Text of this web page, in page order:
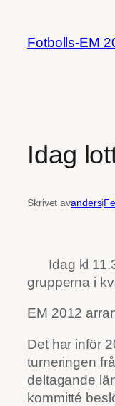
innehåll
Fotbolls-EM
Idag
Skrivet avandersi
Idag kl
grupperna i
EM 2012
Det har inför
turneringen
deltagande
kommitté